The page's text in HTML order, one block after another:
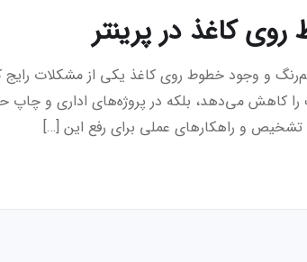
کاغذ در پرینتر
و وجود خطوط روی کاغذ یکی از مشکلات رایج
را کاهش می‌دهد، بلکه در پروژه‌های اداری و
تشخیص و راهکارهای عملی برای رفع این […]